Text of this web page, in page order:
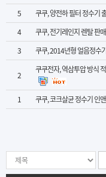
5
쿠쿠, 양전하 필터 정수기
4
쿠쿠, 전기레인지 렌탈 판
3
쿠쿠, 2014년형 얼음정수
2
쿠쿠전자, 역삼투압 방식
1 쿠쿠, 코크살균 정수기 인